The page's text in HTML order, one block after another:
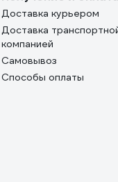
Доставка курьером
Доставка
компанией
Самовывоз
Способы оплаты